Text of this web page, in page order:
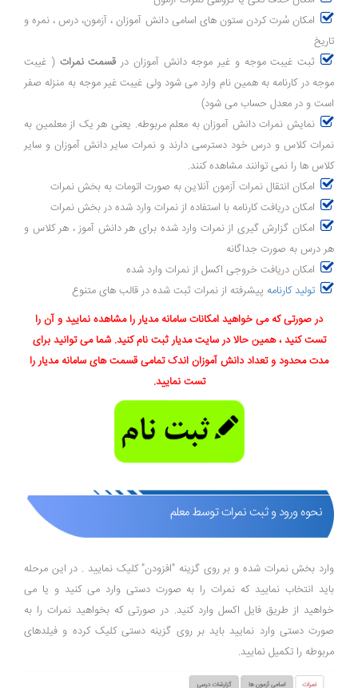
امکان سُرت کردن ستون های اسامی دانش آموزان ، آزمون، درس ، نمره و
تاریخ
ثبت غیبت موجه و غیر موجه دانش آموزان در قسمت نمرات ( غیبت
موجه در کارنامه به همین نام وارد می شود ولی غیبت غیر موجه به منزله صفر
است و در معدل حساب می شود)
نمایش نمرات دانش آموزان به معلم مربوطه. یعنی هر یک از معلمین به
نمرات کلاس و درس خود دسترسی دارند و نمرات سایر دانش آموزان و سایر
کلاس ها را نمی توانند مشاهده کنند.
امکان انتقال نمرات آزمون آنلاین به صورت اتومات به بخش نمرات
امکان دریافت کارنامه با استفاده از نمرات وارد شده در بخش نمرات
امکان گزارش گیری از نمرات وارد شده برای هر دانش آموز ، هر کلاس و
هر درس به صورت جداگانه
امکان دریافت خروجی اکسل از نمرات وارد شده
تولید کارنامه پیشرفته از نمرات ثبت شده در قالب های متنوع
در صورتی که می خواهید امکانات سامانه مدیار را مشاهده نمایید و آن را
تست کنید ، همین حالا در سایت مدیار ثبت نام کنید. شما می توانید برای
مدت محدود و تعداد دانش آموزان اندک تمامی قسمت های سامانه مدیار را
تست نمایید.
نحوه ورود و ثبت نمرات توسط معلم
وارد بخش نمرات شده و بر روی گزینه "افزودن" کلیک نمایید . در این مرحله
باید انتخاب نمایید که نمرات را به صورت دستی وارد می کنید و یا می
خواهید از طریق فایل اکسل وارد کنید. در صورتی که بخواهید نمرات را به
صورت دستی وارد نمایید باید بر روی گزینه دستی کلیک کرده و فیلدهای
مربوطه را تکمیل نمایید.